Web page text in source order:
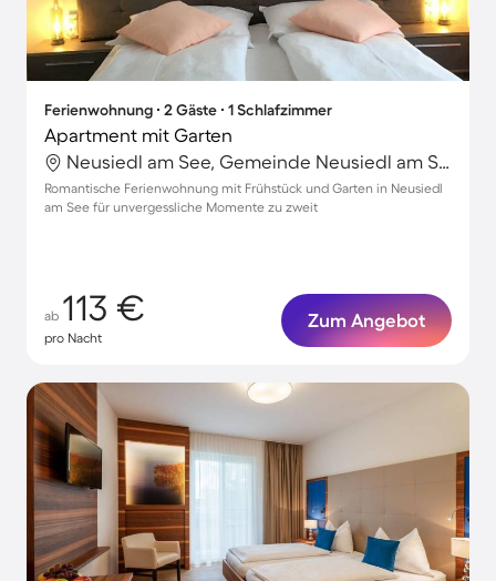
Ferienwohnung ∙ 2 Gäste ∙ 1 Schlafzimmer
Apartment mit Garten
Neusiedl am See, Gemeinde Neusiedl am See, Österreich
Romantische Ferienwohnung mit Frühstück und Garten in Neusiedl
am See für unvergessliche Momente zu zweit
ab 113 €
pro Nacht
Zum Angebot